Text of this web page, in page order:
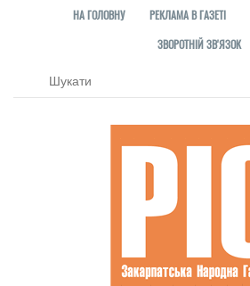
НА ГОЛОВНУ РЕКЛАМА В ГАЗЕТІ
ЗВОРОТНІЙ ЗВ'ЯЗОК